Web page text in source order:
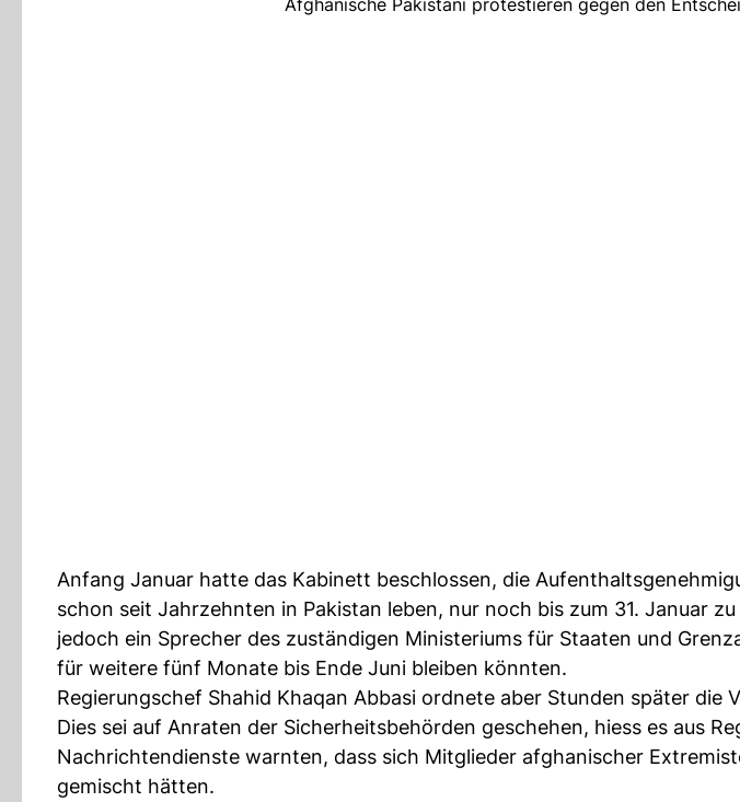
Afghanische Pakistani protestieren gegen den
Anfang Januar hatte das Kabinett beschlossen, die
schon seit Jahrzehnten in Pakistan leben, nur noch bis zum 31. Januar
jedoch ein Sprecher des zuständigen Ministeriums für Staaten und
für weitere fünf Monate bis Ende Juni bleiben könnten.
Regierungschef Shahid Khaqan Abbasi ordnete aber Stunden später die
Dies sei auf Anraten der Sicherheitsbehörden geschehen, hiess es aus
Nachrichtendienste warnten, dass sich Mitglieder afghanischer
gemischt hätten.